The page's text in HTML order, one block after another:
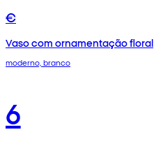
€
Vaso com ornamentação floral
moderno, branco
6